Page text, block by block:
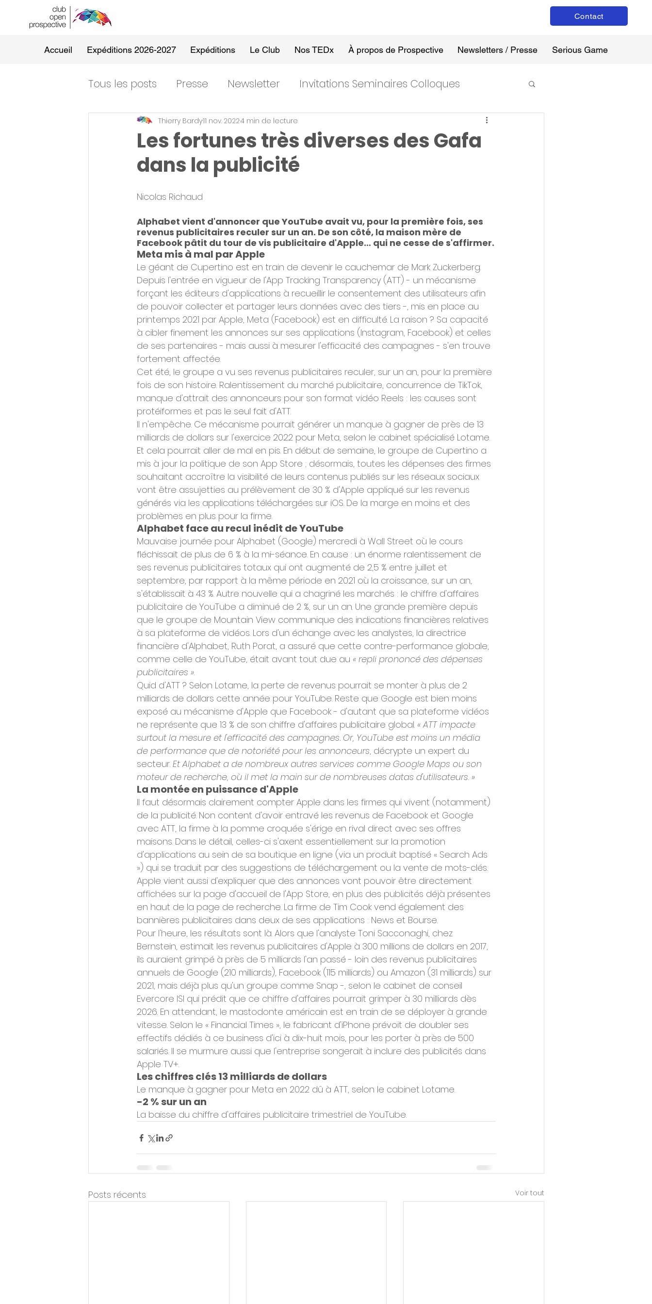
Contact
Accueil Expéditions 2026-2027 Expéditions Le Club Nos TEDx À propos de Prospective Newsletters / Presse Serious Game
Tous les posts Presse Newsletter Invitations Seminaires Colloques
Les fortunes très diverses des Gafa
dans la publicité
Thierry Bardy11 nov. 20224 min de lecture
Nicolas Richaud
Alphabet vient d'annoncer que YouTube avait vu, pour la première fois, ses
revenus publicitaires reculer sur un an. De son côté, la maison mère de
Facebook pâtit du tour de vis publicitaire d'Apple… qui ne cesse de s'affirmer.
Meta mis à mal par Apple
Le géant de Cupertino est en train de devenir le cauchemar de Mark Zuckerberg.
Depuis l'entrée en vigueur de l'App Tracking Transparency (ATT) - un mécanisme
forçant les éditeurs d'applications à recueillir le consentement des utilisateurs afin
de pouvoir collecter et partager leurs données avec des tiers -, mis en place au
printemps 2021 par Apple, Meta (Facebook) est en difficulté. La raison ? Sa capacité
à cibler finement les annonces sur ses applications (Instagram, Facebook) et celles
de ses partenaires - mais aussi à mesurer l'efficacité des campagnes - s'en trouve
fortement affectée.
Cet été, le groupe a vu ses revenus publicitaires reculer, sur un an, pour la première
fois de son histoire. Ralentissement du marché publicitaire, concurrence de TikTok,
manque d'attrait des annonceurs pour son format vidéo Reels : les causes sont
protéiformes et pas le seul fait d'ATT.
Il n'empêche. Ce mécanisme pourrait générer un manque à gagner de près de 13
milliards de dollars sur l'exercice 2022 pour Meta, selon le cabinet spécialisé Lotame.
Et cela pourrait aller de mal en pis. En début de semaine, le groupe de Cupertino a
mis à jour la politique de son App Store ; désormais, toutes les dépenses des firmes
souhaitant accroître la visibilité de leurs contenus publiés sur les réseaux sociaux
vont être assujetties au prélèvement de 30 % d'Apple appliqué sur les revenus
générés via les applications téléchargées sur iOS. De la marge en moins et des
problèmes en plus pour la firme.
Alphabet face au recul inédit de YouTube
Mauvaise journée pour Alphabet (Google) mercredi à Wall Street où le cours
fléchissait de plus de 6 % à la mi-séance. En cause : un énorme ralentissement de
ses revenus publicitaires totaux qui ont augmenté de 2,5 % entre juillet et
septembre, par rapport à la même période en 2021 où la croissance, sur un an,
s'établissait à 43 %. Autre nouvelle qui a chagriné les marchés : le chiffre d'affaires
publicitaire de YouTube a diminué de 2 %, sur un an. Une grande première depuis
que le groupe de Mountain View communique des indications financières relatives
à sa plateforme de vidéos. Lors d'un échange avec les analystes, la directrice
financière d'Alphabet, Ruth Porat, a assuré que cette contre-performance globale,
comme celle de YouTube, était avant tout due au « repli prononcé des dépenses
publicitaires ».
Quid d'ATT ? Selon Lotame, la perte de revenus pourrait se monter à plus de 2
milliards de dollars cette année pour YouTube. Reste que Google est bien moins
exposé au mécanisme d'Apple que Facebook - d'autant que sa plateforme vidéos
ne représente que 13 % de son chiffre d'affaires publicitaire global. « ATT impacte
surtout la mesure et l'efficacité des campagnes. Or, YouTube est moins un média
de performance que de notoriété pour les annonceurs, décrypte un expert du
secteur. Et Alphabet a de nombreux autres services comme Google Maps ou son
moteur de recherche, où il met la main sur de nombreuses datas d'utilisateurs. »
La montée en puissance d'Apple
Il faut désormais clairement compter Apple dans les firmes qui vivent (notamment)
de la publicité. Non content d'avoir entravé les revenus de Facebook et Google
avec ATT, la firme à la pomme croquée s'érige en rival direct avec ses offres
maisons. Dans le détail, celles-ci s'axent essentiellement sur la promotion
d'applications au sein de sa boutique en ligne (via un produit baptisé « Search Ads
») qui se traduit par des suggestions de téléchargement ou la vente de mots-clés.
Apple vient aussi d'expliquer que des annonces vont pouvoir être directement
affichées sur la page d'accueil de l'App Store, en plus des publicités déjà présentes
en haut de la page de recherche. La firme de Tim Cook vend également des
bannières publicitaires dans deux de ses applications : News et Bourse.
Pour l'heure, les résultats sont là. Alors que l'analyste Toni Sacconaghi, chez
Bernstein, estimait les revenus publicitaires d'Apple à 300 millions de dollars en 2017,
ils auraient grimpé à près de 5 milliards l'an passé - loin des revenus publicitaires
annuels de Google (210 milliards), Facebook (115 milliards) ou Amazon (31 milliards) sur
2021, mais déjà plus qu'un groupe comme Snap -, selon le cabinet de conseil
Evercore ISI qui prédit que ce chiffre d'affaires pourrait grimper à 30 milliards dès
2026. En attendant, le mastodonte américain est en train de se déployer à grande
vitesse. Selon le « Financial Times », le fabricant d'iPhone prévoit de doubler ses
effectifs dédiés à ce business d'ici à dix-huit mois, pour les porter à près de 500
salariés. Il se murmure aussi que l'entreprise songerait à inclure des publicités dans
Apple TV+.
Les chiffres clés 13 milliards de dollars
Le manque à gagner pour Meta en 2022 dû à ATT, selon le cabinet Lotame.
-2 % sur un an
La baisse du chiffre d'affaires publicitaire trimestriel de YouTube.
Posts récents Voir tout